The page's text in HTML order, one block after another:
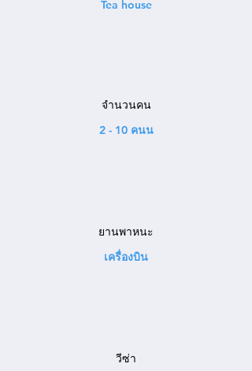
Tea house
จำนวนคน
2 - 10 คนน
ยานพาหนะ
เครื่องบิน
วีซ่า